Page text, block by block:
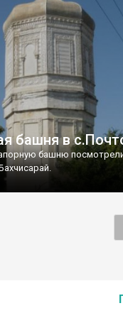
башня в
башню